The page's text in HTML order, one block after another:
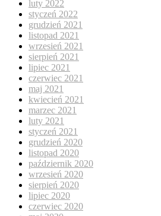
luty 2022
styczeń 2022
grudzień 2021
listopad 2021
wrzesień 2021
sierpień 2021
lipiec 2021
czerwiec 2021
maj 2021
kwiecień 2021
marzec 2021
luty 2021
styczeń 2021
grudzień 2020
listopad 2020
październik 2020
wrzesień 2020
sierpień 2020
lipiec 2020
czerwiec 2020